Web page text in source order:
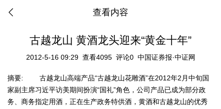
查看内容
古越龙山 黄酒龙头迎来“黄金十年”
2012-5-16 09:29 查看4095 评论0 中国证券报·中证网
摘要:
古越龙山高端产品“古越龙山花雕酒”在2012年2月中旬国
家副主席习近平访美期间扮演“国礼”角色，公司产品已成为部分政
务、商务指定用酒，正在生产政务特供酒，黄酒和古越龙山的优秀